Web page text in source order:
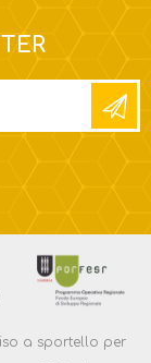
a sportello per